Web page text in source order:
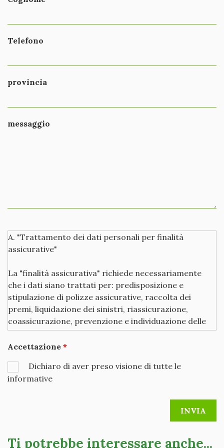
Telefono
provincia
messaggio
A. "Trattamento dei dati personali per finalità
assicurative"
La "finalità assicurativa" richiede necessariamente
che i dati siano trattati per: predisposizione e
stipulazione di polizze assicurative, raccolta dei
premi, liquidazione dei sinistri, riassicurazione,
coassicurazione, prevenzione e individuazione delle
frodi assicurative, esercizio e difesa di diritti
dell'assicuratore, adempimento di altri specifici
clientela, gestione e controllo interno, attività
statistiche. Al fine di fornirLe i servizi e/o i prodotti
da terzi per obblighi di legge (ai sensi della normativa
Accettazione
Dichiaro di aver preso visione di tutte le
informative
Ti potrebbe interessare anche...